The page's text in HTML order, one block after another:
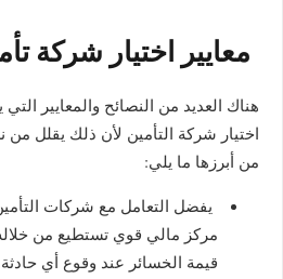
معايير اختيار شركة
هناك العديد من النصائح والمعايير التي
اختيار شركة التأمين لأن ذلك يقلل
من أبرزها ما يلي:
يفضل التعامل مع شركات
مركز مالي قوي تستطيع من
قيمة الخسائر عند وقوع أي